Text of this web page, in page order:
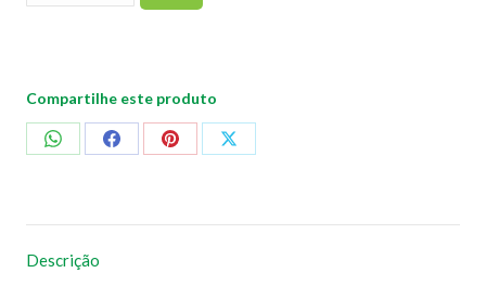
Compartilhe este produto
CompartilharCompartilharCompartilharCompartilhar
Descrição